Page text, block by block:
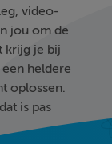
video-
jou om de
krijg je bij
heldere
oplossen.
is pas